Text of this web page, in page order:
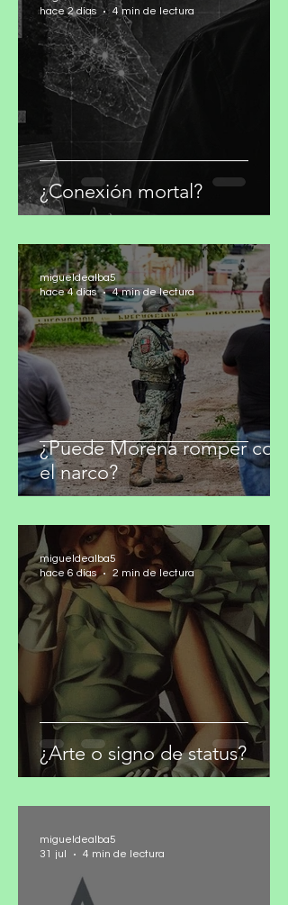
¿Conexión mortal?
migueldealba5
hace 2 días
4 min de lectura
¿Puede Morena romper con
el narco?
migueldealba5
hace 4 días
4 min de lectura
¿Arte o signo de status?
migueldealba5
hace 6 días
2 min de lectura
4 min de lectura